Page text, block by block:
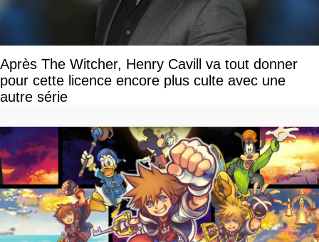
Après The Witcher, Henry Cavill va tout donner
pour cette licence encore plus culte avec une
autre série